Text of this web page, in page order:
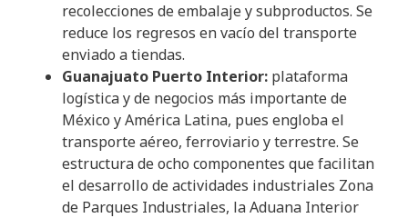
recolecciones de embalaje y subproductos. Se
reduce los regresos en vacío del transporte
enviado a tiendas.
Guanajuato Puerto Interior: plataforma
logística y de negocios más importante de
México y América Latina, pues engloba el
transporte aéreo, ferroviario y terrestre. Se
estructura de ocho componentes que facilitan
el desarrollo de actividades industriales Zona
de Parques Industriales, la Aduana Interior